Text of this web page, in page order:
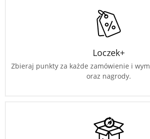
Loczek+
Zbieraj punkty za każde zamówienie i
oraz nagrody.